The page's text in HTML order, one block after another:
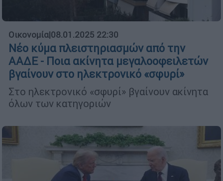
Οικονομία|08.01.2025 22:30
Νέο κύμα πλειστηριασμών από την
ΑΑΔΕ - Ποια ακίνητα μεγαλοοφειλετών
βγαίνουν στο ηλεκτρονικό «σφυρί»
Στο ηλεκτρονικό «σφυρί» βγαίνουν ακίνητα
όλων των κατηγοριών